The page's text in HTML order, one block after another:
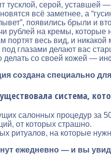
тусклой, серой, уставшей
всё заметнее, а
появились брыли и
рублей на кремы, которые
портят весь вид, и никакой
под глазами делают вас
делать со своей кожей —
создана специально
система,
салонных процедур за
от которых страшно.
ритуалов, на которые
ежедневно — и вы